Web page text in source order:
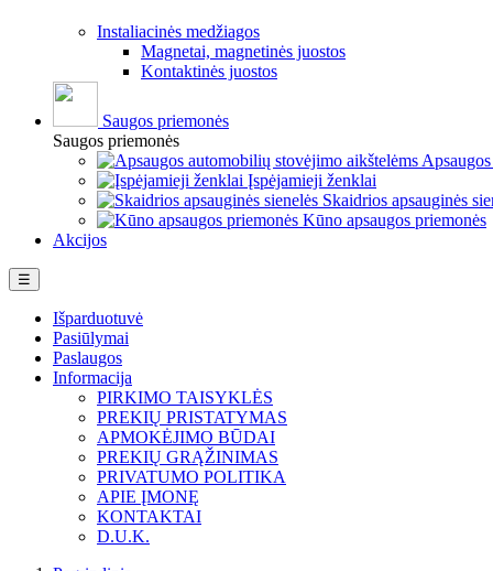
Instaliacinės medžiagos
Magnetai, magnetinės juostos
Kontaktinės juostos
Saugos priemonės
Saugos priemonės
Įspėjamieji ženklai
Skaidrios apsauginės
Kūno apsaugos priemonės
Akcijos
Perjungti
navigaciją
☰
Išparduotuvė
Pasiūlymai
Paslaugos
Informacija
PIRKIMO TAISYKLĖS
PREKIŲ PRISTATYMAS
APMOKĖJIMO BŪDAI
PREKIŲ GRĄŽINIMAS
PRIVATUMO POLITIKA
APIE ĮMONĘ
KONTAKTAI
D.U.K.